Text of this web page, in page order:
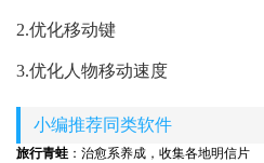
2.优化移动键
3.优化人物移动速度
小编推荐同类软件
旅行青蛙 ：治愈系养成，收集各地明信片